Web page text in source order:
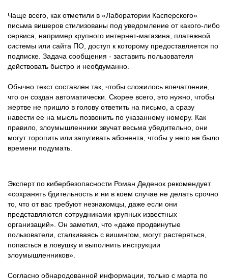
Чаще всего, как отметили в «Лаборатории Касперского»
письма вишеров стилизованы под уведомление от какого-либо
сервиса, например крупного интернет-магазина, платежной
системы или сайта ПО, доступ к которому предоставляется по
подписке. Задача сообщения - заставить пользователя
действовать быстро и необдуманно.
Обычно текст составлен так, чтобы сложилось впечатление,
что он создан автоматически. Скорее всего, это нужно, чтобы
жертве не пришло в голову ответить на письмо, а сразу
навести ее на мысль позвонить по указанному номеру. Как
правило, злоумышленники звучат весьма убедительно, они
могут торопить или запугивать абонента, чтобы у него не было
времени подумать.
Эксперт по кибербезопасности Роман Деденок рекомендует
«сохранять бдительность и ни в коем случае не делать срочно
то, что от вас требуют незнакомцы, даже если они
представляются сотрудниками крупных известных
организаций». Он заметил, что «даже продвинутые
пользователи, сталкиваясь с вишингом, могут растеряться,
попасться в ловушку и выполнить инструкции
злоумышленников».
Согласно обнародованной информации, только с марта по